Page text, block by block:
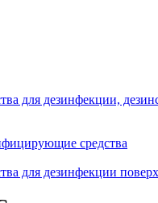
для дезинфекции,
средства
для дезинфекции